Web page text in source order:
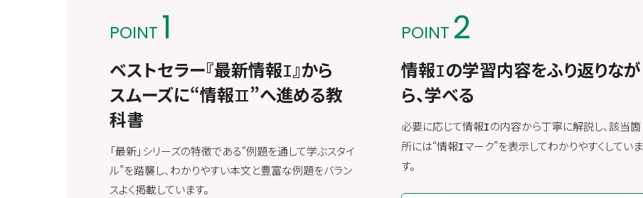
POINT 1
ベストセラー『最新情報I 』から
スムーズに“情報II ”へ進める教
科書
「最新」シリーズの特徴である“例題を通して学ぶスタイ
ル”を踏襲し、わかりやすい本文と豊富な例題をバラン
スよく掲載しています。
POINT 2
情報I の学習内容をふり返りなが
ら、学べる
必要に応じて情報I の内容から丁寧に解説し、該当箇
所には“情報I マーク”を表示してわかりやすくしていま
す。